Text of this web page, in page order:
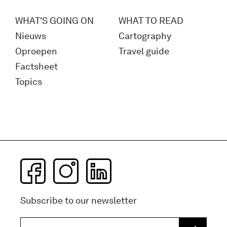
WHAT'S GOING ON
Nieuws
Oproepen
Factsheet
Topics
WHAT TO READ
Cartography
Travel guide
Subscribe to our newsletter